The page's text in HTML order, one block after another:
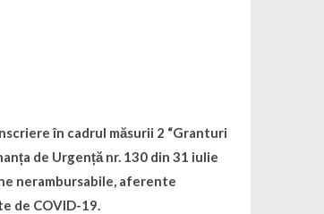
în cadrul măsurii 2 “Granturi
de Urgență nr. 130 din 31 iulie
nerambursabile, aferente
de COVID-19.